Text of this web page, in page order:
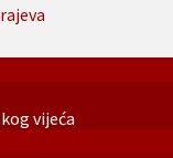
vijeća